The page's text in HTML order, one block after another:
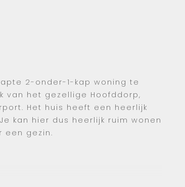
2-onder-1-kap woning te
van het gezellige Hoofddorp,
Het huis heeft een heerlijk
kan hier dus heerlijk ruim wonen
een gezin.